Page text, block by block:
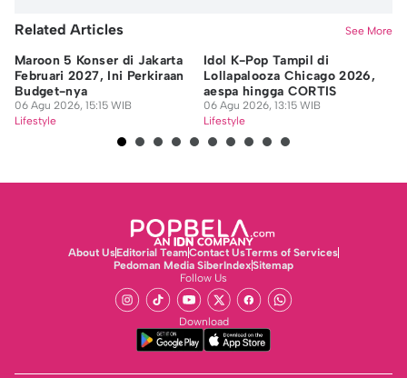
Related Articles See More
Maroon 5 Konser di Jakarta
Februari 2027, Ini Perkiraan
Budget-nya
06 Agu 2026, 15:15 WIB
Lifestyle
Idol K-Pop Tampil di
Lollapalooza Chicago 2026,
aespa hingga CORTIS
06 Agu 2026, 13:15 WIB
Lifestyle
About UsEditorial TeamContact UsTerms of Services
Pedoman Media SiberIndexSitemap
Follow Us
Download